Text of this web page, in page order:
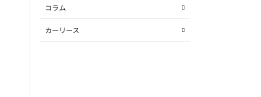
コラム
カーリース